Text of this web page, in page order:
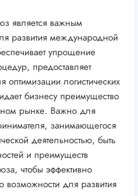
является важным
развития международной
упрощение
предоставляет
оптимизации логистических
бизнесу преимущество
рынке. Важно для
занимающегося
деятельностью, быть
и преимуществ
чтобы эффективно
возможности для развития